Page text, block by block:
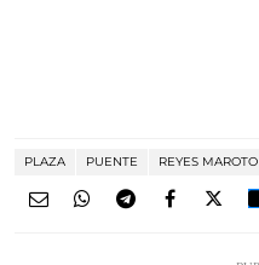
PLAZA PUENTE REYES MAROTO